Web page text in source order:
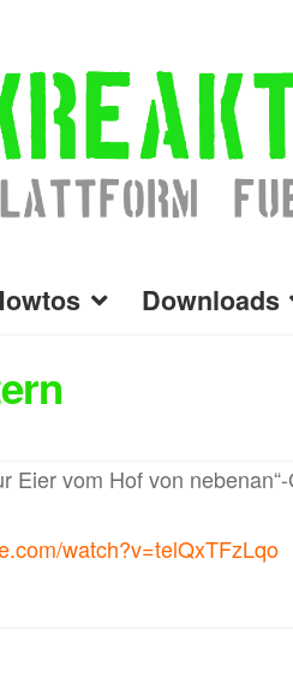
Downloads
Eier vom Hof von
watch?v=telQxTFzLqo